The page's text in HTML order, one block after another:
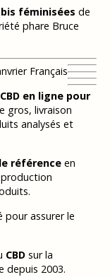
féminisées de
phare Bruce
Français
en ligne pour
gros, livraison
analysés et
référenceen
assurer le
CBDsur la
depuis 2003.